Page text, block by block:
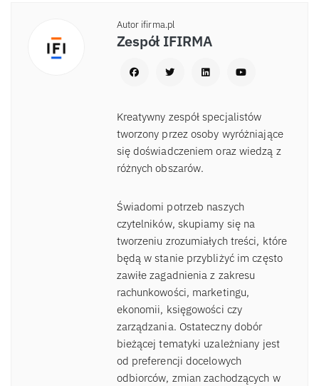
Autor ifirma.pl
Zespół IFIRMA
Kreatywny zespół specjalistów
tworzony przez osoby wyróżniające
się doświadczeniem oraz wiedzą z
różnych obszarów.
Świadomi potrzeb naszych
czytelników, skupiamy się na
tworzeniu zrozumiałych treści, które
będą w stanie przybliżyć im często
zawiłe zagadnienia z zakresu
rachunkowości, marketingu,
ekonomii, księgowości czy
zarządzania. Ostateczny dobór
bieżącej tematyki uzależniany jest
od preferencji docelowych
odbiorców, zmian zachodzących w